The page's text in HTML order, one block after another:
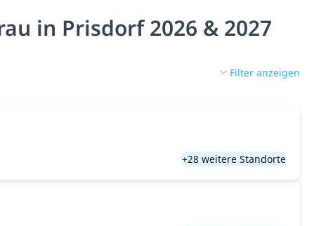
in Prisdorf 2026 & 2027
Filter anzeigen
+28 weitere Standorte